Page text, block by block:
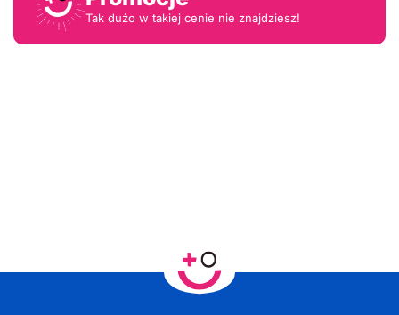
Tak dużo w takiej cenie nie znajdziesz!